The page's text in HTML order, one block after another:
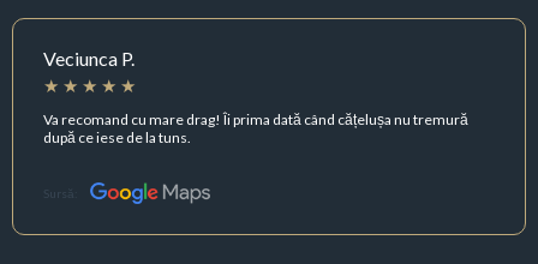
Veciunca P.
Va recomand cu mare drag! Îi prima dată când cățelușa nu tremură
după ce iese de la tuns.
Sursă: